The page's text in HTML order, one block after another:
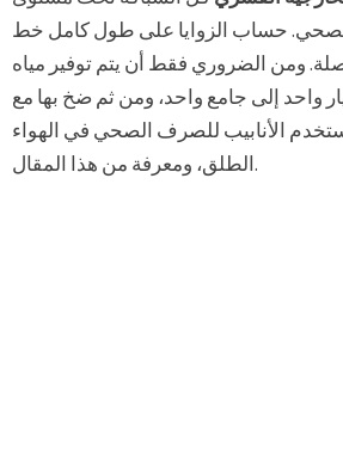
حساب الزوايا على طول كامل خط
ومن الضروري فقط أن يتم توفير مياه
واحد إلى جامع واحد، ومن ثم ضخ بها مع
الأنابيب للصرف الصحي في الهواء
الطلق، ومعرفة من هذا المقال.